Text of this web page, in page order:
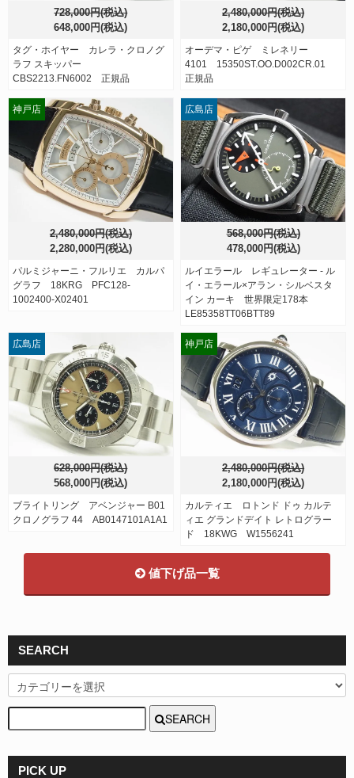
728,000円(税込)
648,000円(税込)
タグ・ホイヤー カレラ・クロノグ
ラフ スキッパー
CBS2213.FN6002 正規品
2,480,000円(税込)
2,180,000円(税込)
オーデマ・ピゲ ミレネリー
4101 15350ST.OO.D002CR.01
正規品
2,480,000円(税込)
2,280,000円(税込)
パルミジャーニ・フルリエ カルパ
グラフ 18KRG PFC128-
1002400-X02401
神戸店
568,000円(税込)
478,000円(税込)
ルイエラール レギュレーター - ル
イ・エラール×アラン・シルベスタ
イン カーキ 世界限定178本
LE85358TT06BTT89
広島店
628,000円(税込)
568,000円(税込)
ブライトリング アベンジャー B01
クロノグラフ 44 AB0147101A1A1
広島店
2,480,000円(税込)
2,180,000円(税込)
カルティエ ロトンド ドゥ カルテ
ィエ グランドデイト レトログラー
ド 18KWG W1556241
神戸店
値下げ品一覧
SEARCH
SEARCH
PICK UP